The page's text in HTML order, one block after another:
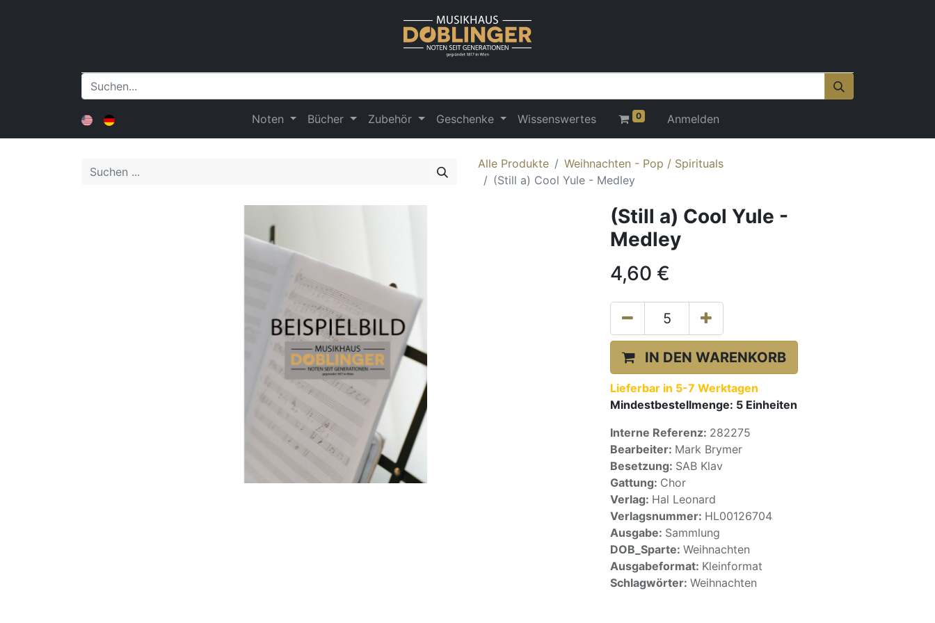
Noten Bücher Zubehör Geschenke Wissenswertes 0 Anmelden
Alle Produkte
Weihnachten - Pop / Spirituals
(Still a) Cool Yule - Medley
(Still a) Cool Yule -
Medley
4,60 €
IN DEN WARENKORB
Lieferbar in 5-7 Werktagen
Mindestbestellmenge: 5 Einheiten
Interne Referenz: 282275
Bearbeiter: Mark Brymer
Besetzung: SAB Klav
Gattung: Chor
Verlag: Hal Leonard
Verlagsnummer: HL00126704
Ausgabe: Sammlung
DOB_Sparte: Weihnachten
Ausgabeformat: Kleinformat
Schlagwörter: Weihnachten